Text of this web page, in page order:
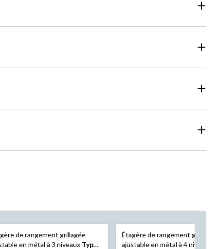
de rangement grillagée
en métal à 3 niveaux Type
Étagère de rangement grillagée
ajustable en métal à 4 niveaux